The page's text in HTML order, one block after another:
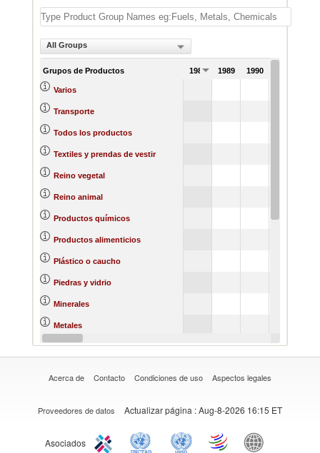
All Groups
Grupos de Productos 1988 1989 1990
Varios
Transporte
Todos los productos
Textiles y prendas de vestir
Reino vegetal
Reino animal
Productos químicos
Productos alimenticios
Plástico o caucho
Piedras y vidrio
Minerales
Metales
Materias primas
Acerca de Contacto Condiciones de uso Aspectos legales
Proveedores de datos Actualizar página : Aug-8-2026 16:15 ET
Asociados